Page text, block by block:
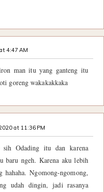
4:47 AM
man itu yang ganteng itu
goreng wakakakkaka
at 11:36 PM
Odading itu dan karena
baru ngeh. Karena aku lebih
Ngomong-ngomong,
udah dingin, jadi rasanya